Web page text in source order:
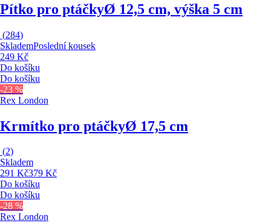
Pítko pro ptáčkyØ 12,5 cm, výška 5 cm
(284)
SklademPoslední kousek
249 Kč
Do košíku
Do košíku
-23 %
Rex London
Krmítko pro ptáčkyØ 17,5 cm
(2)
Skladem
291 Kč379 Kč
Do košíku
Do košíku
-28 %
Rex London